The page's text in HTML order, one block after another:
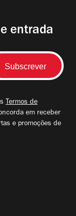
entrada
Termos de
em receber
e promoções de